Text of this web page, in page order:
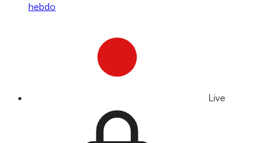
hebdo
Live